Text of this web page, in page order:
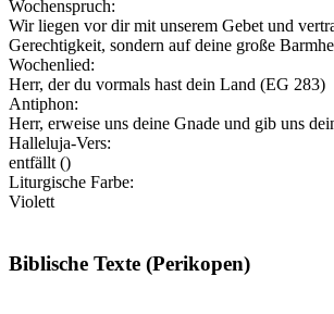
Wochenspruch:
Wir liegen vor dir mit unserem Gebet und
Gerechtigkeit, sondern auf deine große
Wochenlied:
Herr, der du vormals hast dein Land (EG 283)
Antiphon:
Herr, erweise uns deine Gnade und gib uns
Halleluja-Vers:
entfällt ()
Liturgische Farbe:
Violett
Biblische Texte (Perikopen)